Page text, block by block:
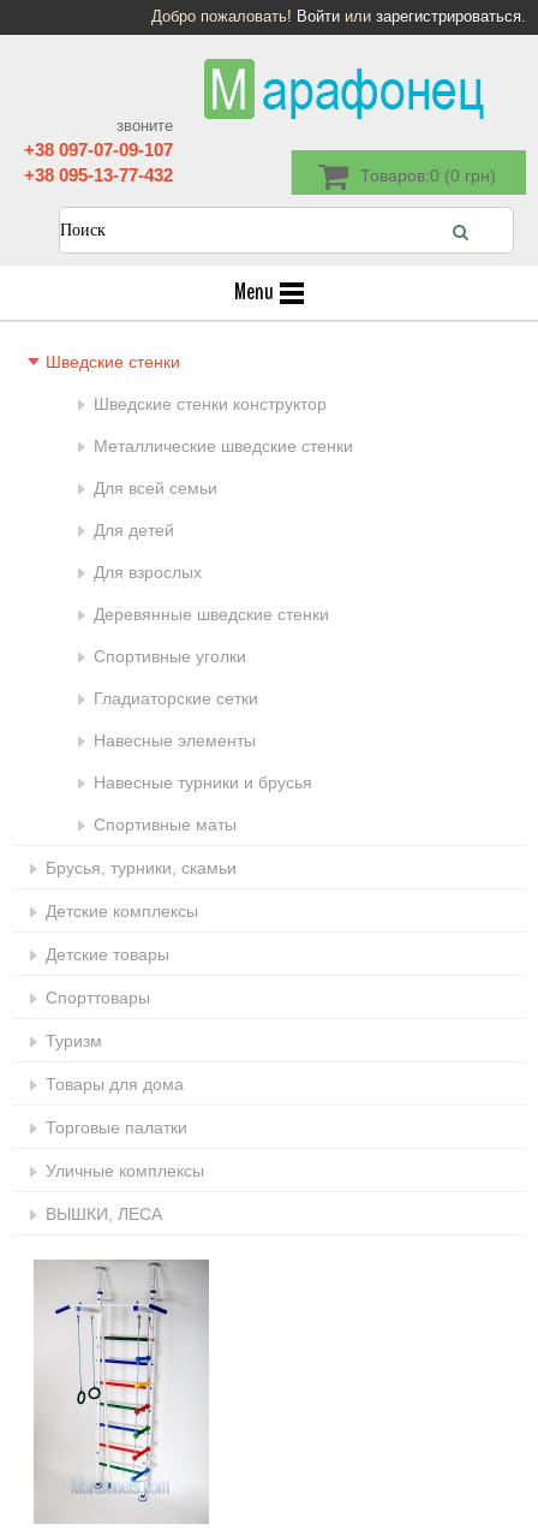
Добро пожаловать! Войти или зарегистрироваться.
Товаров:0 (0 грн)
звоните
+38 097-07-09-107
+38 095-13-77-432
Menu
Шведские стенки
Шведские стенки конструктор
Металлические шведские стенки
Для всей семьи
Для детей
Для взрослых
Деревянные шведские стенки
Спортивные уголки
Гладиаторские сетки
Навесные элементы
Навесные турники и брусья
Спортивные маты
Брусья, турники, скамьи
Детские комплексы
Детские товары
Спорттовары
Туризм
Товары для дома
Торговые палатки
Уличные комплексы
ВЫШКИ, ЛЕСА